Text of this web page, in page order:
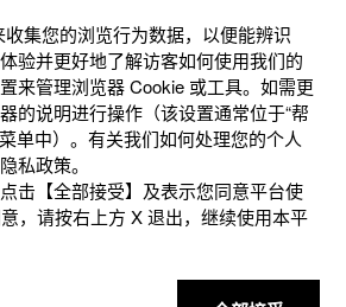
社交媒体
中国）贸易有限公司 CASIO(China) Co., Ltd
集您的浏览⾏为数据，以便能辨识
验并更好地了解访客如何使⽤我们的
来管理浏览器 Cookie 或⼯具。如需更
的说明进⾏操作（该设置通常位于“帮
菜单中）。有关我们如何处理您的个⼈
私政策。
击【全部接受】及表示您同意平台使
，请按右上⽅ X 退出，继续使⽤本平